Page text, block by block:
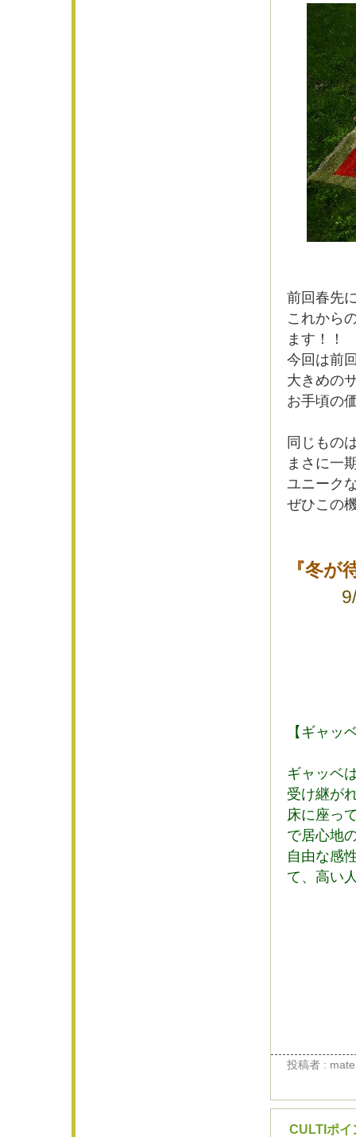
前回春先
これから
ます！！
今回は前
大きめの
お手頃の
同じもの
まさに一
ユニーク
ぜひこの
『冬
9/30
【ギャッ
ギャッベ
受け継が
床に座っ
で居心地
自由な感
て、高い
投稿者 :
CULTIポイ